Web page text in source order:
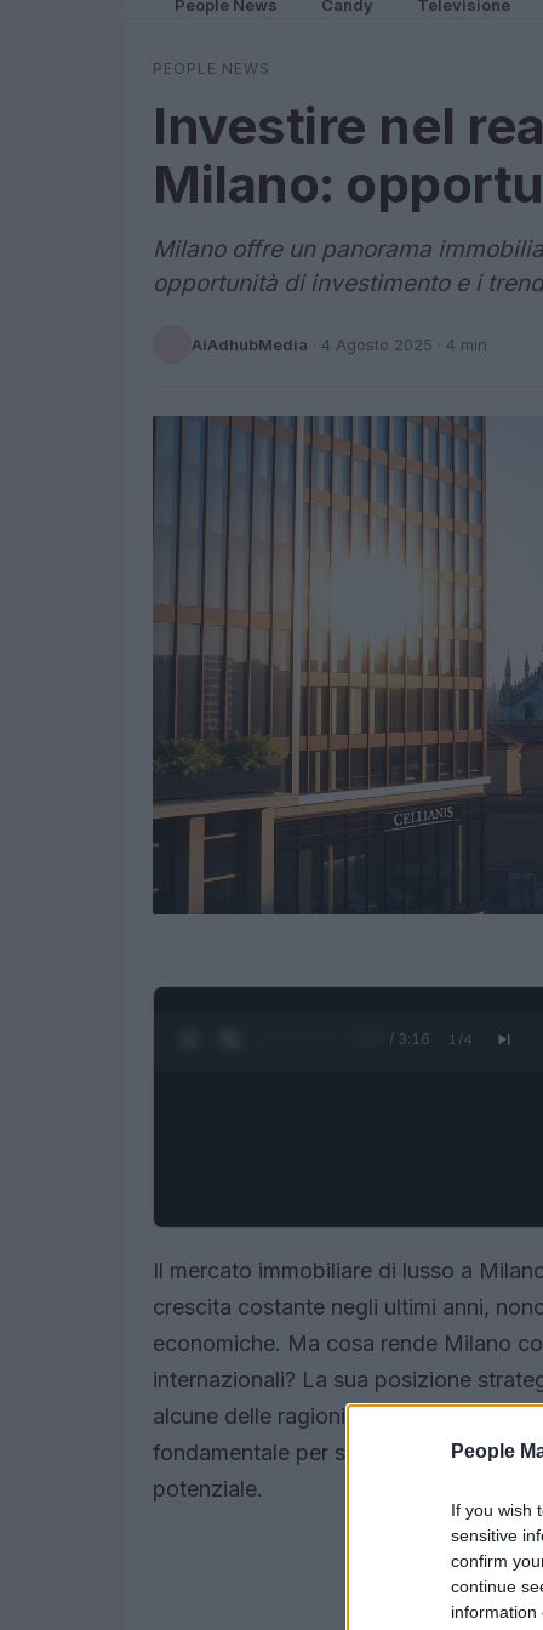
People
If you wish
sensitive
confirm
continue
information
People News Candy Televisione
PEOPLE NEWS
Investire nel
Milano:
Milano offre un panorama
opportunità di investimento e i
AiAdhubMedia · 4 Agosto 2025 · 4 min
0:28 / 3:16 1 /4
Il mercato immobiliare di lusso a
crescita costante negli ultimi anni,
economiche. Ma cosa rende Milano
internazionali? La sua posizione
alcune delle ragioni. Analizzare i dati
fondamentale per scoprire le
potenziale.